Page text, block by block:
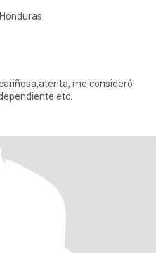
etc.